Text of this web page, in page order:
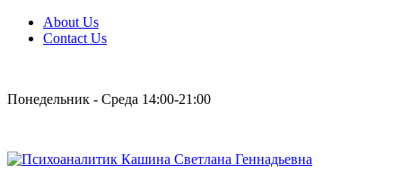
About Us
Contact Us
Понедельник - Среда 14:00-21:00